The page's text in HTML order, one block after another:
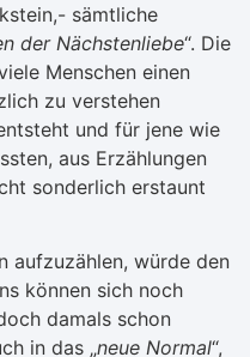
sämtliche
der Nächstenliebe“. Die
Menschen einen
zu verstehen
und für jene wie
aus Erzählungen
sonderlich erstaunt
aufzuzählen, würde den
können sich noch
damals schon
in das „neue Normal“,